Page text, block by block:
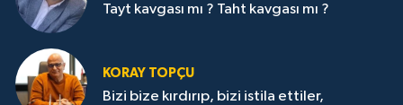
Tayt kavgası mı ? Taht kavgası mı ?
KORAY TOPÇU
Bizi bize kırdırıp, bizi istila ettiler,